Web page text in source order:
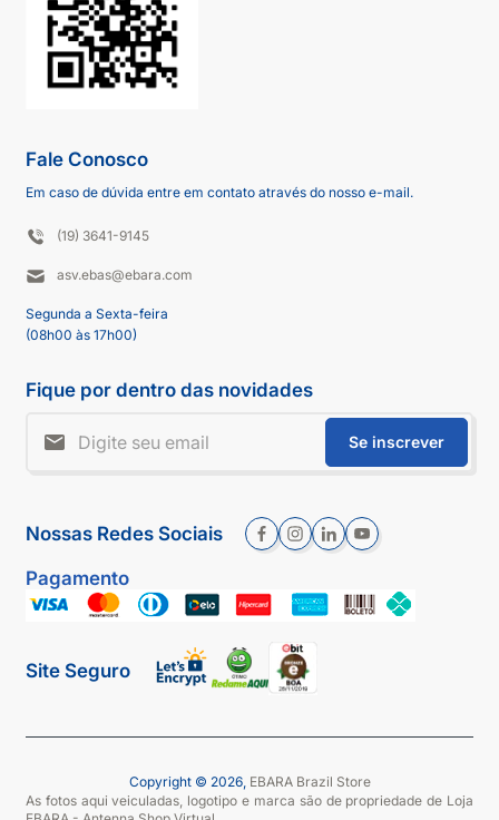
Fale Conosco
Em caso de dúvida entre em contato através do nosso e-mail.
(19) 3641-9145
asv.ebas@ebara.com
Segunda a Sexta-feira
(08h00 às 17h00)
Fique por dentro das novidades
Se inscrever
Nossas Redes Sociais
Pagamento
Site Seguro
Copyright © 2026, EBARA Brazil Store
As fotos aqui veiculadas, logotipo e marca são de propriedade de Loja